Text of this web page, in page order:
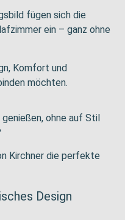
fügen sich die
ein – ganz ohne
Komfort und
möchten.
ohne auf Stil
Kirchner die perfekte
Design